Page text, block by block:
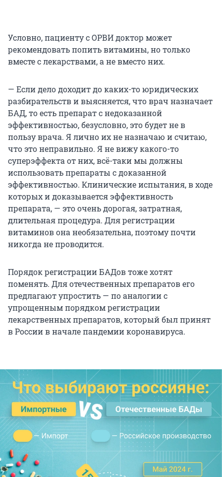
Условно, пациенту с ОРВИ доктор может
рекомендовать попить витамины, но только
вместе с лекарствами, а не вместо них.
— Если дело доходит до каких-то юридических
разбирательств и выясняется, что врач назначает
БАД, то есть препарат с недоказанной
эффективностью, безусловно, это будет не в
пользу врача. Я лично их не назначаю и считаю,
что это неправильно. Я не вижу какого-то
суперэффекта от них, всё-таки мы должны
использовать препараты с доказанной
эффективностью. Клинические испытания, в ходе
которых и доказывается эффективность
препарата, — это очень дорогая, затратная,
длительная процедура. Для регистрации
витаминов она необязательна, поэтому почти
никогда не проводится.
Порядок регистрации БАДов тоже хотят
поменять. Для отечественных препаратов его
предлагают упростить — по аналогии с
упрощенным порядком регистрации
лекарственных препаратов, который был принят
в России в начале пандемии коронавируса.